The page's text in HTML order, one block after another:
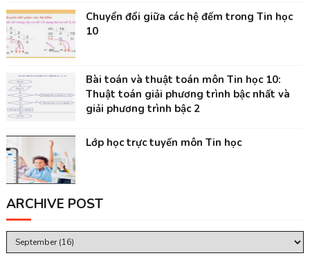
Chuyển đổi giữa các hệ đếm trong Tin học
10
Bài toán và thuật toán môn Tin học 10:
Thuật toán giải phương trình bậc nhất và
giải phương trình bậc 2
Lớp học trực tuyến môn Tin học
ARCHIVE POST